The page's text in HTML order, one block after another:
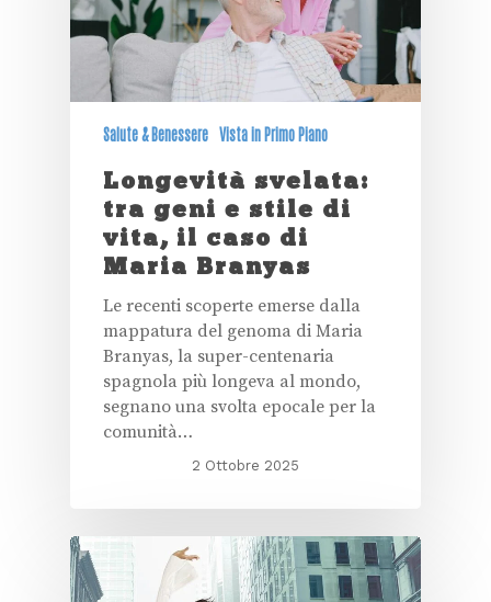
Salute & Benessere Vista in Primo Piano
Longevità svelata:
tra geni e stile di
vita, il caso di
Maria Branyas
Le recenti scoperte emerse dalla
mappatura del genoma di Maria
Branyas, la super-centenaria
spagnola più longeva al mondo,
segnano una svolta epocale per la
comunità…
2 Ottobre 2025